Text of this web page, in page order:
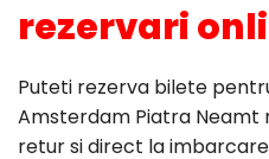
rezervari
Puteti rezerva bilete
Amsterdam Piatra Neamt
retur si direct la